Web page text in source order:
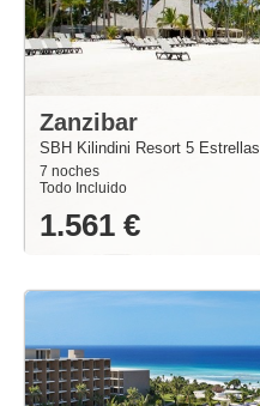
Zanzibar
SBH Kilindini Resort 5 Estrellas
7 noches
Todo Incluido
1.561 €